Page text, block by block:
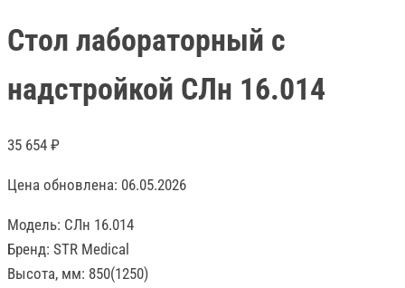
Стол лабораторный с
надстройкой СЛн 16.014
35 654 ₽
Цена обновлена: 06.05.2026
Модель: СЛн 16.014
Бренд: STR Medical
Высота, мм: 850(1250)